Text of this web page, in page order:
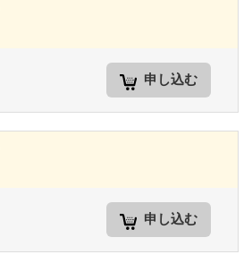
申し込む
申し込む